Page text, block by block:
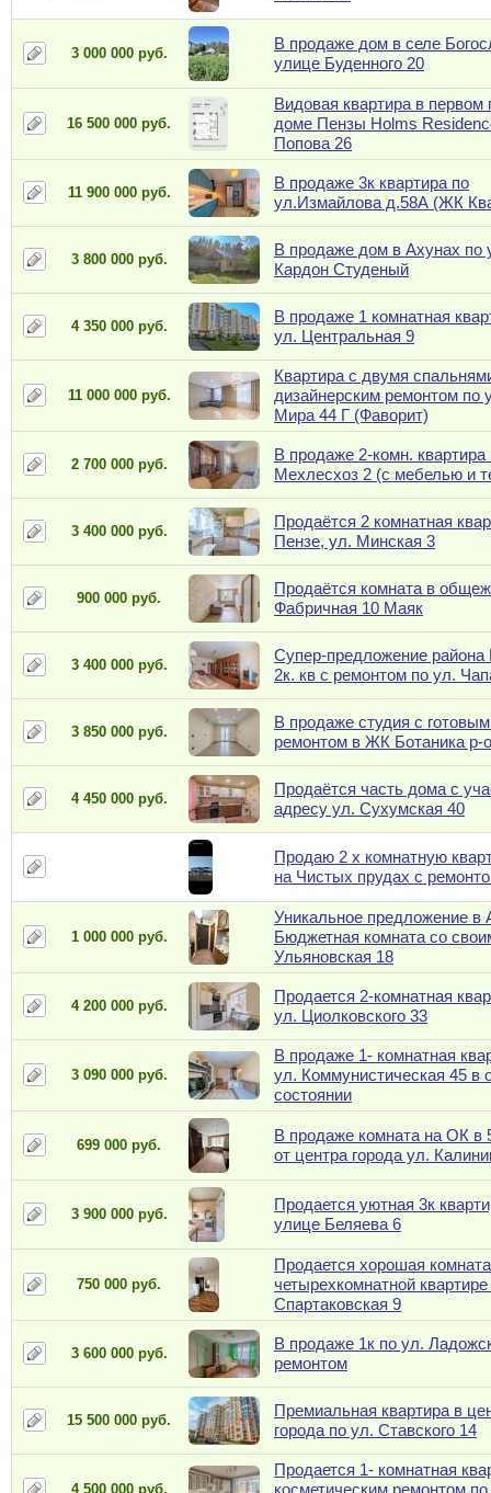
3 000 000 руб.
B продаже дом в селе
улице Буденного 20
16 500 000 руб.
Видовая квартира в первом
доме Пензы Holms
Попова 26
11 900 000 руб.
В продаже 3к квартира по
ул.Измайлова д.58А (ЖК
3 800 000 руб.
В продаже дом в Ахунах по
Кардон Студеный
4 350 000 руб.
В продаже 1 комнатная
ул. Центральная 9
11 000 000 руб.
Квартира с двумя
дизайнерским ремонтом по
Мира 44 Г (Фаворит)
2 700 000 руб.
В продаже 2-комн. квартира
Мехлесхоз 2 (с мебелью и
3 400 000 руб.
Продаётся 2 комнатная
Пензе, ул. Минская 3
900 000 руб.
Продаётся комната в
Фабричная 10 Маяк
3 400 000 руб.
Супер-предложение
2к. кв с ремонтом по ул.
3 850 000 руб.
В продаже студия с
ремонтом в ЖК Ботаника р-
4 450 000 руб.
Продаётся часть дома с
адресу ул. Сухумская 40
Продаю 2 х комнатную
на Чистых прудах с
1 000 000 руб.
Уникальное предложение в
Бюджетная комната со
Ульяновская 18
4 200 000 руб.
Продается 2-комнатная
ул. Циолковского 33
3 090 000 руб.
В продаже 1- комнатная
ул. Коммунистическая 45 в
состоянии
699 000 руб.
В продаже комната на ОК в
от центра города ул.
3 900 000 руб.
Продается уютная 3к
улице Беляева 6
750 000 руб.
Продается хорошая
четырехкомнатной
Спартаковская 9
3 600 000 руб.
В продаже 1к по ул.
ремонтом
15 500 000 руб.
Премиальная квартира в
города по ул. Ставского 14
4 500 000 руб.
Продается 1- комнатная
косметическим ремонтом